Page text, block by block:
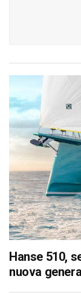
Hanse 510,
nuova